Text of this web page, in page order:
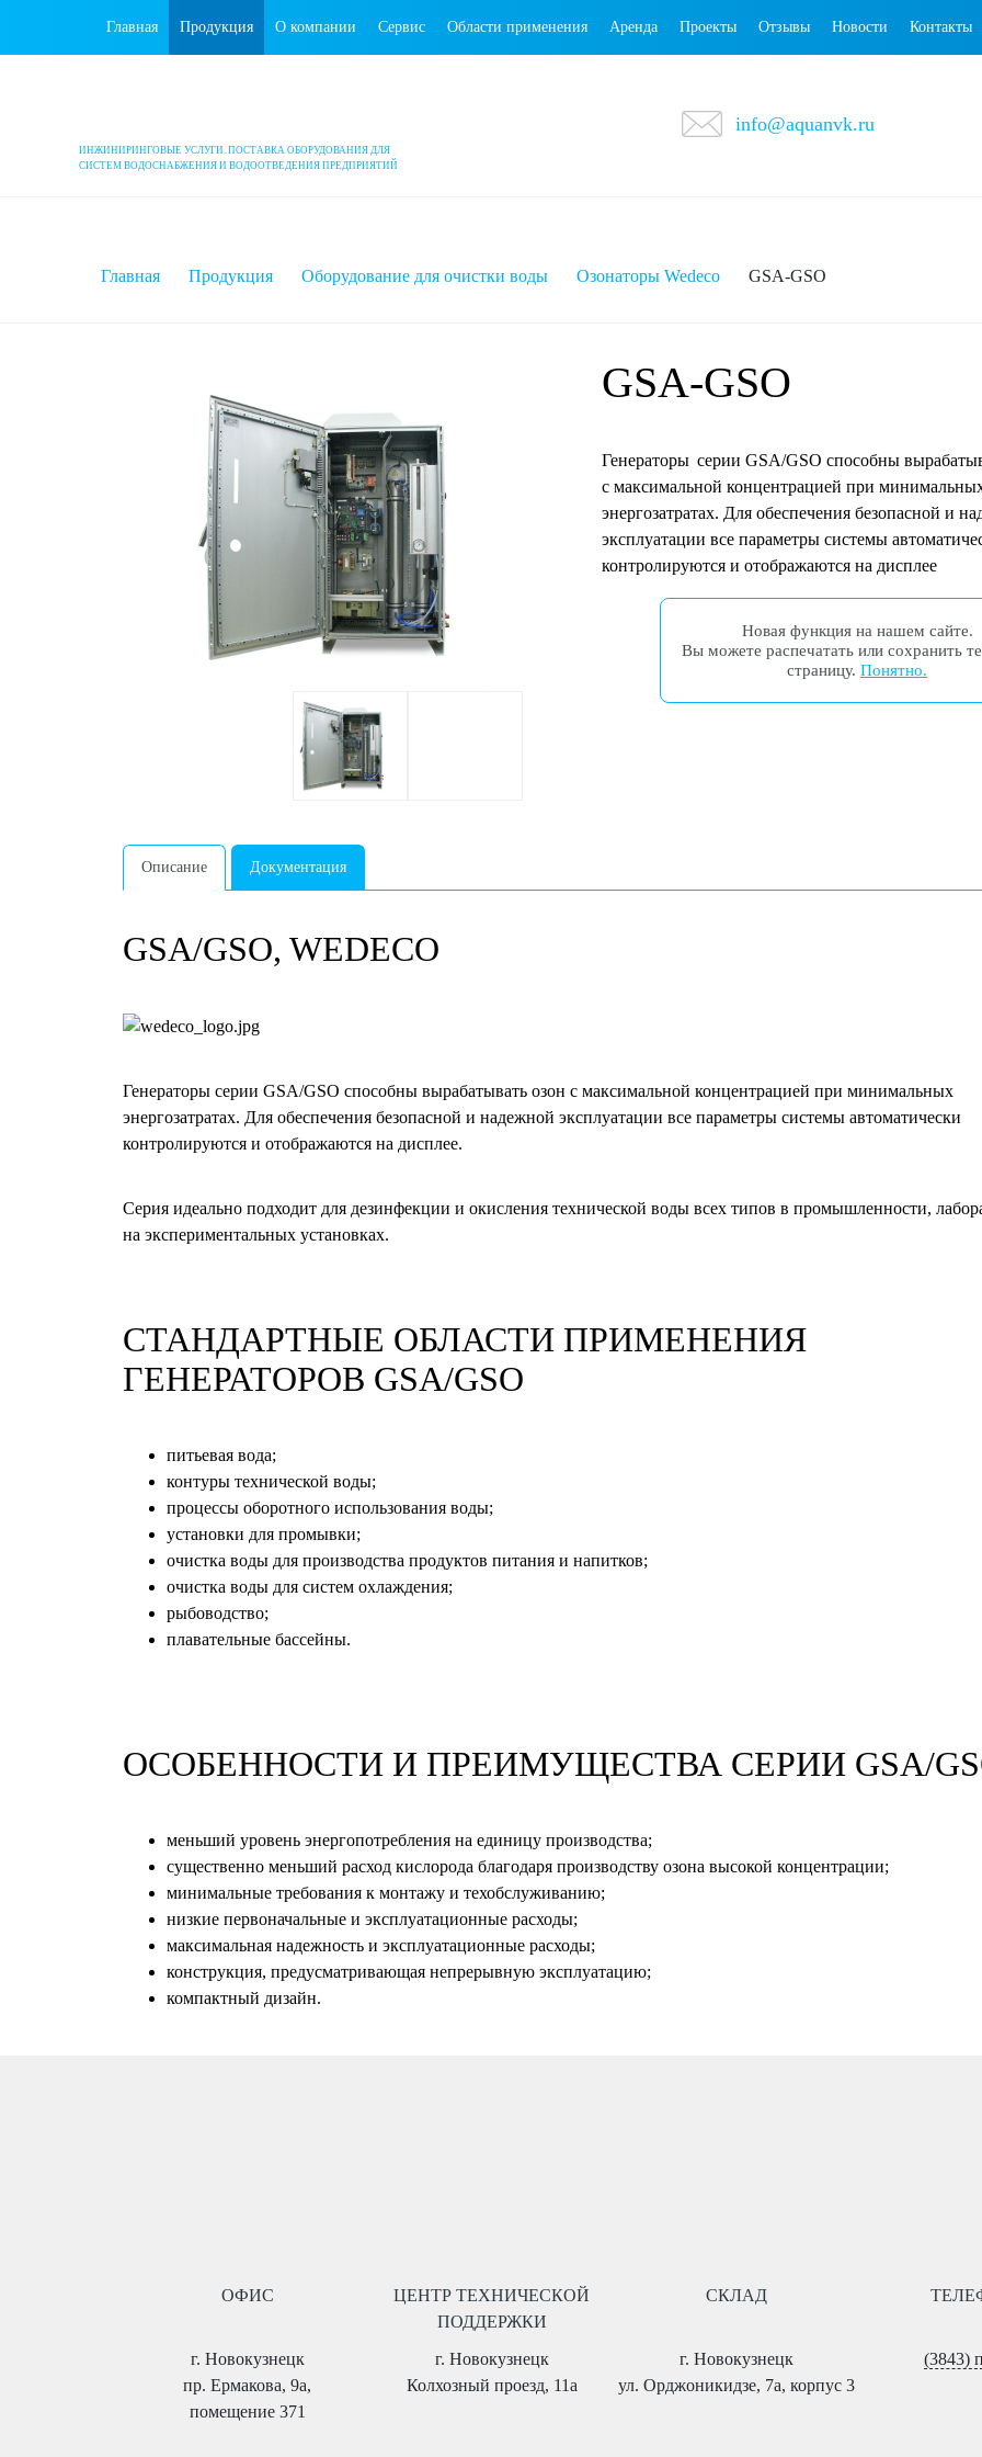
Главная Продукция О компании Сервис Области применения Аренда Проекты Отзывы Новости Контакты
ИНЖИНИРИНГОВЫЕ УСЛУГИ. ПОСТАВКА ОБОРУДОВАНИЯ ДЛЯ
СИСТЕМ ВОДОСНАБЖЕНИЯ И ВОДООТВЕДЕНИЯ ПРЕДПРИЯТИЙ
info@aquanvk.ru
Главная Продукция Оборудование для очистки воды Озонаторы Wedeco GSA-GSO
GSA-GSO
Генераторы серии GSA/GSO способны
с максимальной концентрацией при
энергозатратах. Для обеспечения безопасной и
эксплуатации все параметры системы
контролируются и отображаются на дисплее
Новая функция на нашем сайте.
Вы можете распечатать или сохранить
страницу. Понятно.
Описание Документация
GSA/GSO, WEDECO
Генераторы серии GSA/GSO способны вырабатывать озон с максимальной концентрацией при минимальных
энергозатратах. Для обеспечения безопасной и надежной эксплуатации все параметры системы автоматически
контролируются и отображаются на дисплее.
Серия идеально подходит для дезинфекции и окисления технической воды всех типов в промышленности,
на экспериментальных установках.
СТАНДАРТНЫЕ ОБЛАСТИ ПРИМЕНЕНИЯ
ГЕНЕРАТОРОВ GSA/GSO
питьевая вода;
контуры технической воды;
процессы оборотного использования воды;
установки для промывки;
очистка воды для производства продуктов питания и напитков;
очистка воды для систем охлаждения;
рыбоводство;
плавательные бассейны.
ОСОБЕННОСТИ И ПРЕИМУЩЕСТВА СЕРИИ GSA/
меньший уровень энергопотребления на единицу производства;
существенно меньший расход кислорода благодаря производству озона высокой концентрации;
минимальные требования к монтажу и техобслуживанию;
низкие первоначальные и эксплуатационные расходы;
максимальная надежность и эксплуатационные расходы;
конструкция, предусматривающая непрерывную эксплуатацию;
компактный дизайн.
ОФИС
г. Новокузнецк
пр. Ермакова, 9а,
помещение 371
ЦЕНТР ТЕХНИЧЕСКОЙ
ПОДДЕРЖКИ
г. Новокузнецк
Колхозный проезд, 11а
СКЛАД
г. Новокузнецк
ул. Орджоникидзе, 7а, корпус 3
(3843)